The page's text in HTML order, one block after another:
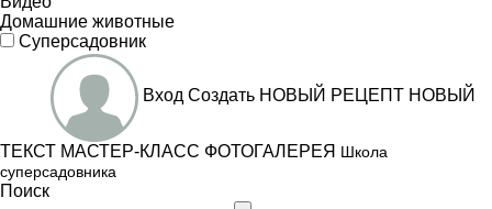
Домашние животные
Суперсадовник
Вход Создать НОВЫЙ РЕЦЕПТ НОВЫЙ
ТЕКСТ МАСТЕР-КЛАСС ФОТОГАЛЕРЕЯ Школа
суперсадовника
Поиск